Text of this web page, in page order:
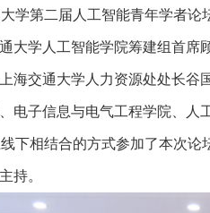
学第二届人工智能青年学者
大学人工智能学院筹建组首
海交通大学人力资源处处长
电子信息与电气工程学院、
下相结合的方式参加了本次
持。